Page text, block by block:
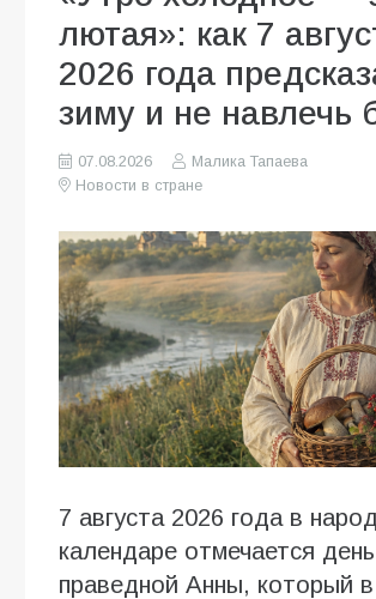
лютая»: как 7
2026 года
зиму и не навлечь
07.08.2026
Малика Тапаева
Новости в стране
7 августа 2026 года в
календаре отмечается день
праведной Анны, который в